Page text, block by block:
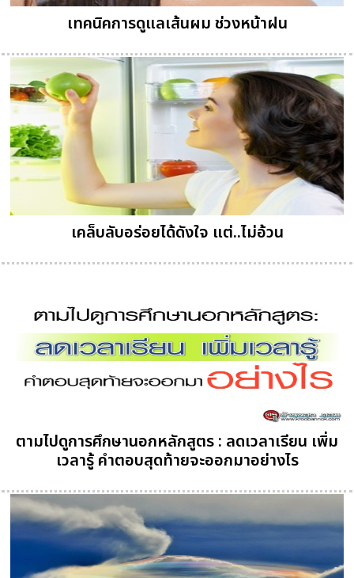
เทคนิคการดูแลเส้นผม ช่วงหน้าฝน
เคล็บลับอร่อยได้ดังใจ แต่..ไม่อ้วน
ตามไปดูการศึกษานอกหลักสูตร : ลดเวลาเรียน เพิ่ม
เวลารู้ คำตอบสุดท้ายจะออกมาอย่างไร